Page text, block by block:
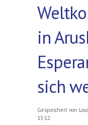
in
sich
Gespeichert von
13:12